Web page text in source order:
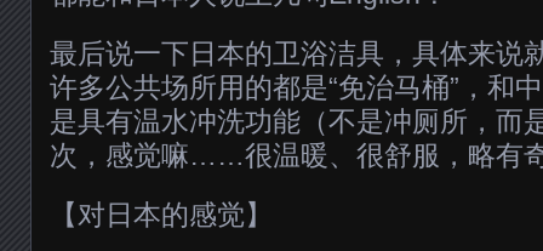
最后说一下日本的卫浴洁具，具体来
许多公共场所用的都是“免治马桶”，和
是具有温水冲洗功能（不是冲厕所，而
次，感觉嘛……很温暖、很舒服，略
【对日本的感觉】